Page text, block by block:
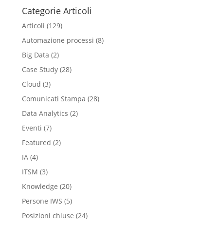
Categorie Articoli
Articoli (129)
Automazione processi (8)
Big Data (2)
Case Study(28)
Cloud (3)
Comunicati Stampa (28)
Data Analytics (2)
Eventi (7)
Featured (2)
IA(4)
ITSM (3)
Knowledge (20)
Persone IWS (5)
Posizioni chiuse (24)